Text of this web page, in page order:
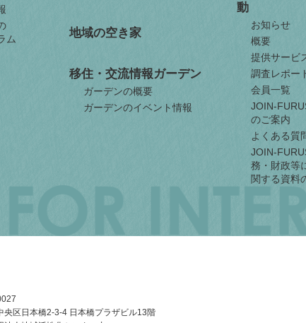
ム
地域の空き家
移住・交流情報ガーデン
ガーデンの概要
ガーデンのイベント情報
動
お知らせ
概要
提供サービ
調査レポー
会員一覧
JOIN-
のご案内
よくある質
JOIN-
務・財政等
関する資料
央区日本橋2-3-4 日本橋プラザビル13階